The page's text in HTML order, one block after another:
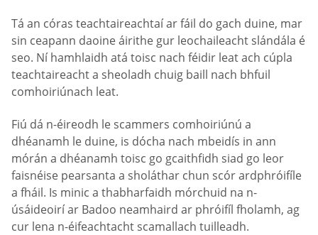
Tá an córas teachtaireachtaí ar fáil do gach duine, mar
sin ceapann daoine áirithe gur leochaileacht slándála é
seo. Ní hamhlaidh atá toisc nach féidir leat ach cúpla
teachtaireacht a sheoladh chuig baill nach bhfuil
comhoiriúnach leat.
Fiú dá n-éireodh le scammers comhoiriúnú a
dhéanamh le duine, is dócha nach mbeidís in ann
mórán a dhéanamh toisc go gcaithfidh siad go leor
faisnéise pearsanta a sholáthar chun scór ardphróifíle
a fháil. Is minic a thabharfaidh mórchuid na n-
úsáideoirí ar Badoo neamhaird ar phróifíl fholamh, ag
cur lena n-éifeachtacht scamallach tuilleadh.